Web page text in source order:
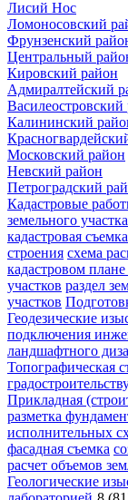
Лисий Нос
Ломоносовский
Фрунзенский
Центральный
Кировский район
Адмиралтейский
Василеостровский
Калининский
Московский район
Невский район
Петроградский
Кадастровые
земельного участка
кадастровая съемка
строения схема
кадастровом
участков раздел
участков
Геодезические
подключения
ландшафтного
Топографическая
Прикладная
разметка
исполнительных
фасадная съемка
расчет объемов
Геологические